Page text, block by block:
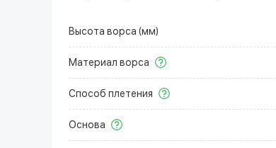
Высота ворса (мм)
Материал ворса
Способ плетения
Основа